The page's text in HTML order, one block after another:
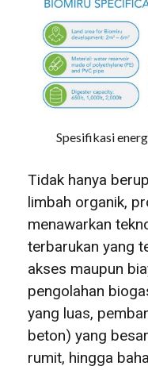
Spesifikasi
Tidak hanya
limbah organik,
menawarkan
terbarukan yang
akses maupun
pengolahan
yang luas,
beton) yang
rumit, hingga